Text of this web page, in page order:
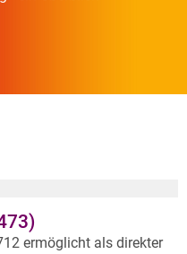
ermöglicht als direkter